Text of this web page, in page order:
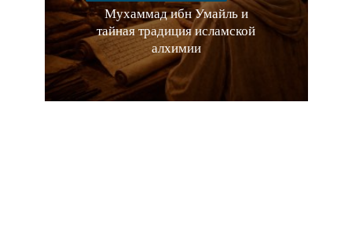
Мухаммад ибн Умайль и
тайная традиция исламской
алхимии